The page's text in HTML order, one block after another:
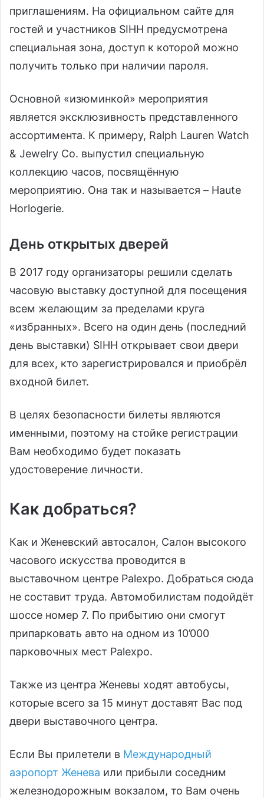
приглашениям. На официальном сайте для
гостей и участников SIHH предусмотрена
специальная зона, доступ к которой можно
получить только при наличии пароля.
Основной «изюминкой» мероприятия
является эксклюзивность представленного
ассортимента. К примеру, Ralph Lauren Watch
& Jewelry Co. выпустил специальную
коллекцию часов, посвящённую
мероприятию. Она так и называется – Haute
Horlogerie.
День открытых дверей
В 2017 году организаторы решили сделать
часовую выставку доступной для посещения
всем желающим за пределами круга
«избранных». Всего на один день (последний
день выставки) SIHH открывает свои двери
для всех, кто зарегистрировался и приобрёл
входной билет.
В целях безопасности билеты являются
именными, поэтому на стойке регистрации
Вам необходимо будет показать
удостоверение личности.
Как добраться?
Как и Женевский автосалон, Салон высокого
часового искусства проводится в
выставочном центре Palexpo. Добраться сюда
не составит труда. Автомобилистам подойдёт
шоссе номер 7. По прибытию они смогут
припарковать авто на одном из 10’000
парковочных мест Palexpo.
Также из центра Женевы ходят автобусы,
которые всего за 15 минут доставят Вас под
двери выставочного центра.
Если Вы прилетели в Международный
аэропорт Женева или прибыли соседним
железнодорожным вокзалом, то Вам очень